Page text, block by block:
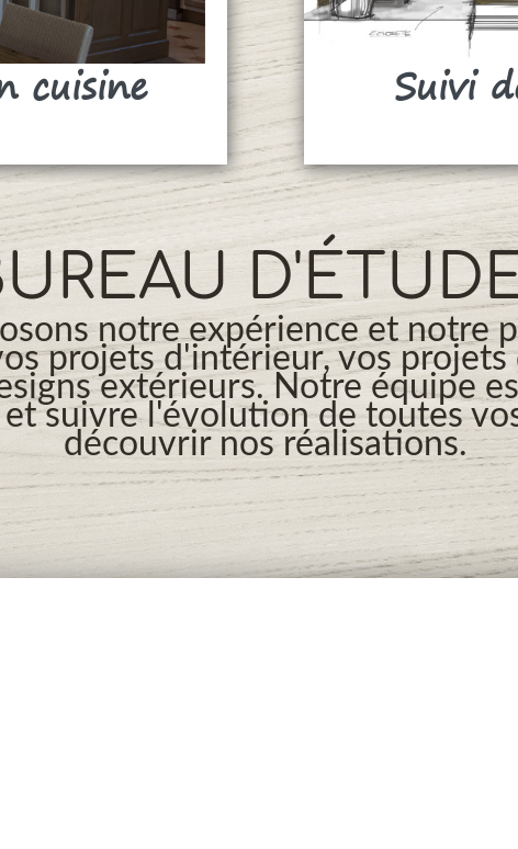
cuisine Suivi
notre expérience et notre
projets d'intérieur, vos
extérieurs. Notre équipe
suivre l'évolution de toutes
découvrir nos réalisations.